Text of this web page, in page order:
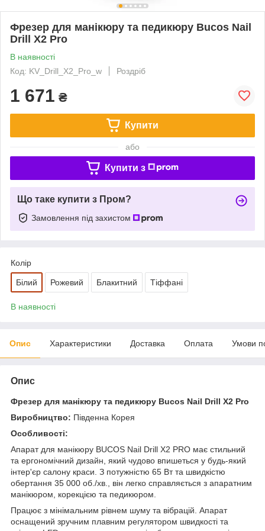
Фрезер для манікюру та педикюру Bucos Nail
Drill X2 Pro
В наявності
Код: KV_Drill_X2_Pro_w
Роздріб
1 671 ₴
Купити
або
Купити з
Що таке купити з Пром?
Замовлення під захистом
Колір
Білий Рожевий Блакитний Тіффані
В наявності
Опис Характеристики Доставка Оплата Умови
Опис
Фрезер для манікюру та педикюру Bucos Nail Drill X2 Pro
Виробництво: Південна Корея
Особливості:
Апарат для манікюру BUCOS Nail Drill X2 PRO має стильний
та ергономічний дизайн, який чудово впишеться у будь-який
інтер'єр салону краси. З потужністю 65 Вт та швидкістю
обертання 35 000 об./хв., він легко справляється з апаратним
манікюром, корекцією та педикюром.
Працює з мінімальним рівнем шуму та вібрацій. Апарат
оснащений зручним плавним регулятором швидкості та